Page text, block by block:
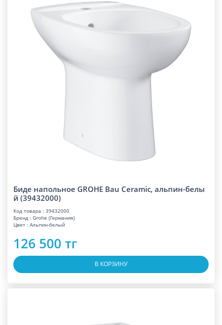
Биде напольное GROHE Bau Ceramic, альпин-белы
й (39432000)
Код товара : 39432000
Бренд : Grohe (Германия)
Цвет : Альпин-белый
126 500 тг
В КОРЗИНУ